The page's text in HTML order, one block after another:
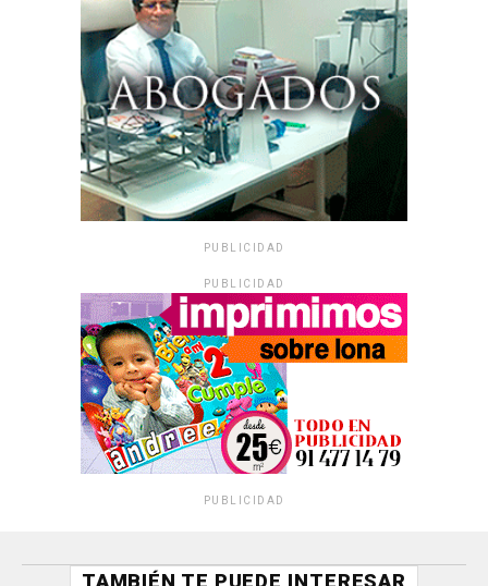
PUBLICIDAD
PUBLICIDAD
PUBLICIDAD